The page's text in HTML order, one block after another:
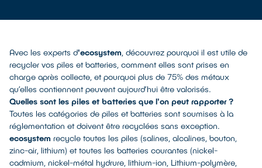
Avec les experts d'ecosystem, découvrez pourquoi il est utile de
recycler vos piles et batteries, comment elles sont prises en
charge après collecte, et pourquoi plus de 75% des métaux
qu’elles contiennent peuvent aujourd’hui être valorisés.
Quelles sont les piles et batteries que l'on peut rapporter ?
Toutes les catégories de piles et batteries sont soumises à la
réglementation et doivent être recyclées sans exception.
ecosystem recycle toutes les piles (salines, alcalines, bouton,
zinc-air, lithium) et toutes les batteries courantes (nickel-
cadmium, nickel-métal hydrure, lithium-ion, Lithium-polymère,